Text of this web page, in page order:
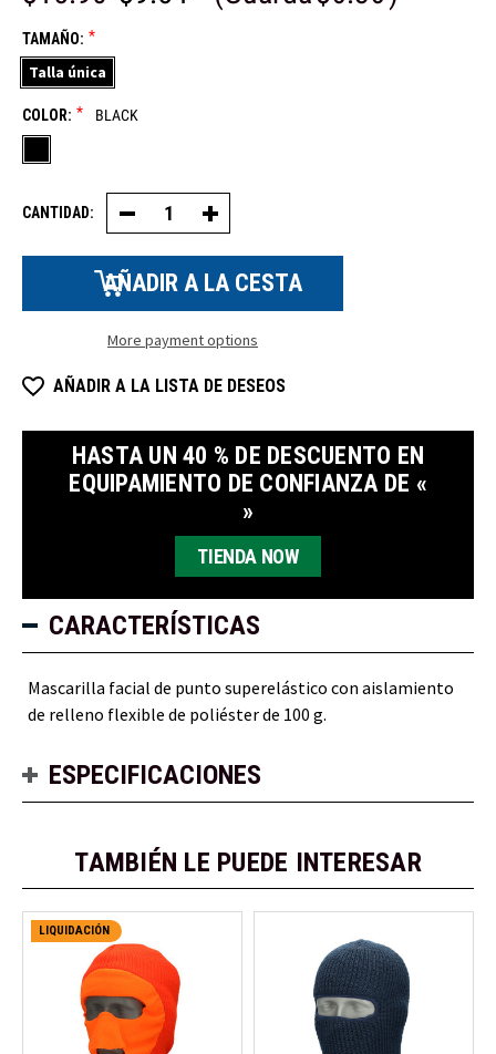
TAMAÑO: *
Talla única
COLOR: * BLACK
CANTIDAD: Disminuir
la
cantidad
de
mascarillas
de
elástico
Aumentar
la
cantidad
mascarillas
de
elástico
More payment options
AÑADIR A LA LISTA DE DESEOS
HASTA UN 40 % DE DESCUENTO EN
EQUIPAMIENTO DE CONFIANZA DE «
»
TIENDA NOW
CARACTERÍSTICAS
Mascarilla facial de punto superelástico con aislamiento
de relleno flexible de poliéster de 100 g.
ESPECIFICACIONES
TAMBIÉN LE PUEDE INTERESAR
LIQUIDACIÓN